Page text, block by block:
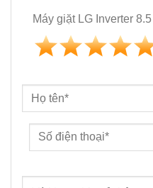
Máy giặt LG Inverter